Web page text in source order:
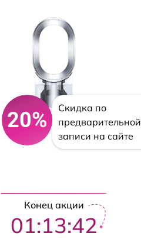
20%
Скидка по
предварительной
записи на сайте
Конец акции
01:13:41